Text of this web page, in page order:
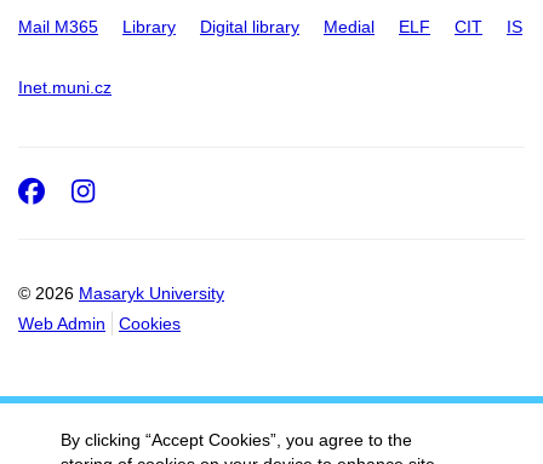
Mail M365 Library Digital library Medial ELF CIT IS
Inet.muni.cz
© 2026 Masaryk University
Web Admin
Cookies
Facebook
Instagram
By clicking “Accept Cookies”, you agree to the